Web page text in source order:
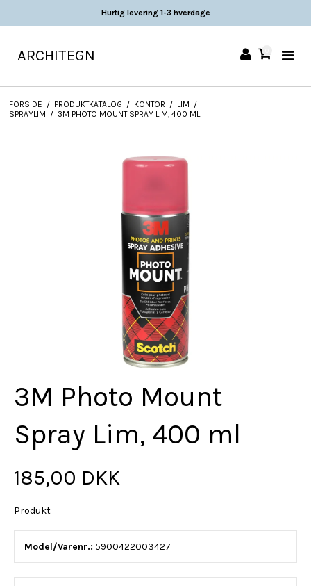
Hurtig levering 1-3 hverdage
ARCHITEGN
FORSIDE / PRODUKTKATALOG / KONTOR / LIM /
SPRAYLIM / 3M PHOTO MOUNT SPRAY LIM, 400 ML
3M Photo Mount
Spray Lim, 400 ml
185,00 DKK
Produkt
Model/Varenr.: 5900422003427